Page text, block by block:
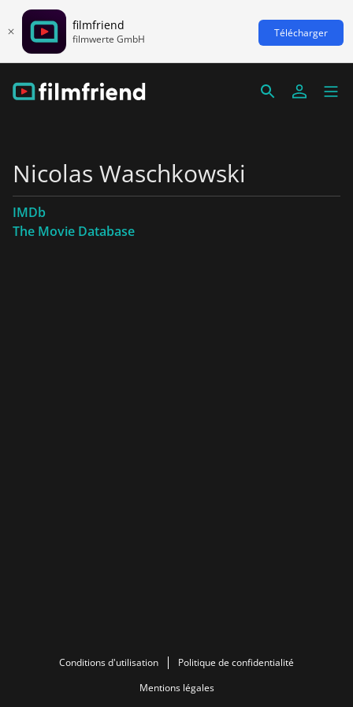
filmfriend
filmwerte GmbH Télécharger
Nicolas Waschkowski
IMDb
The Movie Database
Conditions d'utilisation
Politique de confidentialité
Mentions légales